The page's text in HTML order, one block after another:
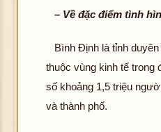
– Về đặc điểm tình
Bình Định là tỉnh
thuộc vùng kinh tế trong
số khoảng 1,5 triệu
và thành phố.